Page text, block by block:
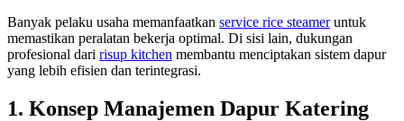
Banyak pelaku usaha memanfaatkan service rice steameruntuk
memastikan peralatan bekerja optimal. Di sisi lain, dukungan
profesional dari risup kitchen membantu menciptakan sistem dapur
yang lebih efisien dan terintegrasi.
1. Konsep Manajemen Dapur Katering